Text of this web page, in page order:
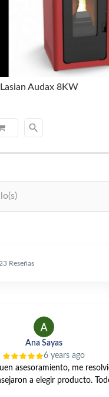
Audax 8KW
search
23 Reseñas
Alfonso Perles
2 years ago
amplia, buenos precios, un
rapidísima de los